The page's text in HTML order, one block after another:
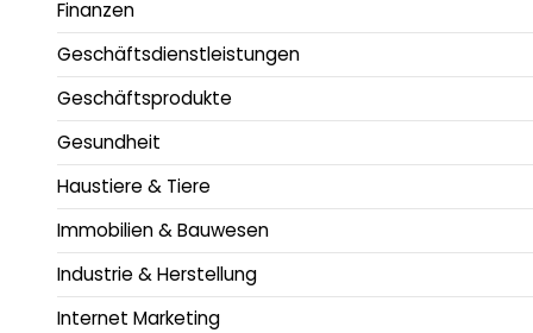
Finanzen
Geschäftsdienstleistungen
Geschäftsprodukte
Gesundheit
Haustiere & Tiere
Immobilien & Bauwesen
Industrie & Herstellung
Internet Marketing